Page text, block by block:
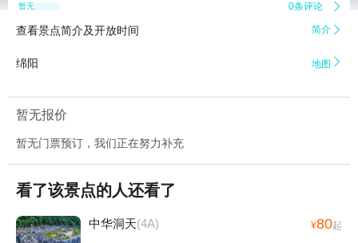
暂无点评 0条评论 
查看景点简介及开放时间 简介 
绵阳 地图 
暂无报价
暂无门票预订，我们正在努力补充
看了该景点的人还看了
中华洞天(4A) ¥80起